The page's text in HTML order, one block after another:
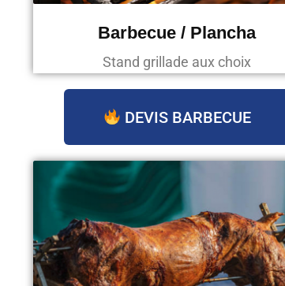
Barbecue / Plancha
Stand grillade aux choix
DEVIS BARBECUE